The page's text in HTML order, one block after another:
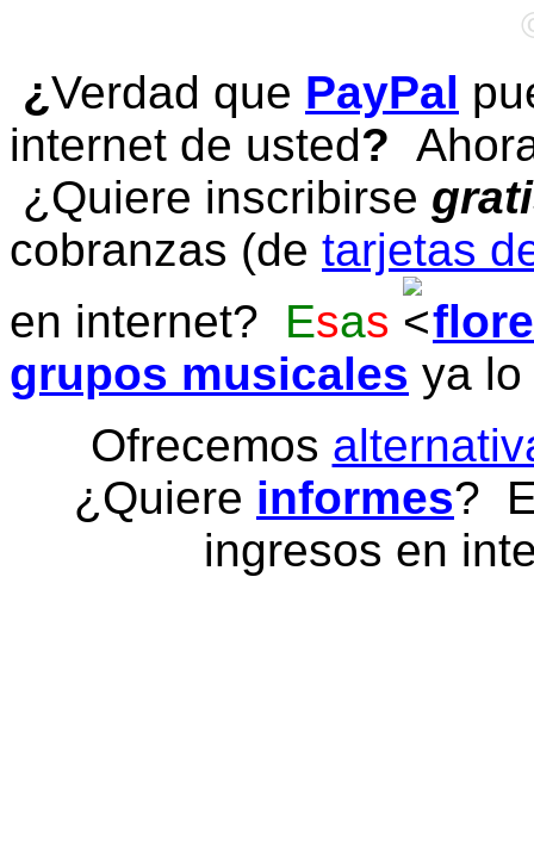
¿Verdad que PayPal
internet de usted?
¿Quiere inscribirse
cobranzas (de tarjetas
en internet? Esas
grupos musicales ya
Ofrecemos
¿Quiere informes?
ingresos en